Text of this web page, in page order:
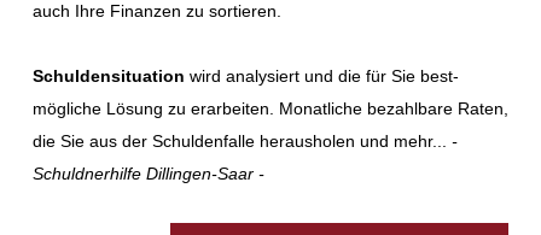
auch Ihre Finanzen zu sortieren.
Schuldensituation wird analysiert und die für Sie best-
mögliche Lösung zu erarbeiten. Monatliche bezahlbare Raten,
die Sie aus der Schuldenfalle herausholen und mehr... -
Schuldnerhilfe Dillingen-Saar -